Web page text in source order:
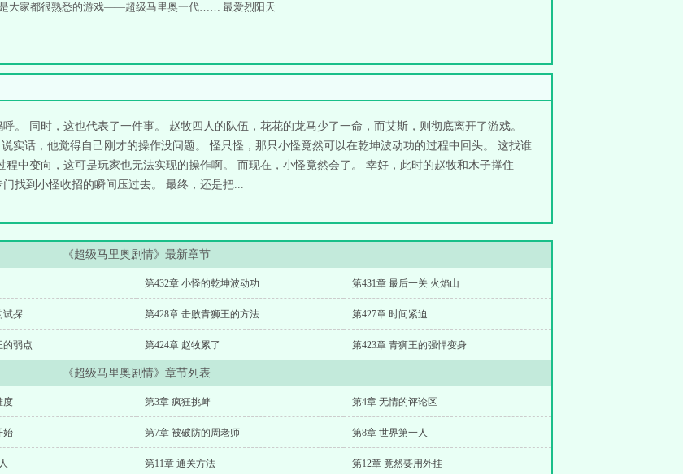
大家都很熟悉的游戏——超级马里奥一代…… 最爱烈阳天
。 同时，这也代表了一件事。 赵牧四人的队伍，花花的龙马少了一命，而艾斯，则彻底离开了游戏。
实话，他觉得自己刚才的操作没问题。 怪只怪，那只小怪竟然可以在乾坤波动功的过程中回头。 这找谁
中变向，这可是玩家也无法实现的操作啊。 而现在，小怪竟然会了。 幸好，此时的赵牧和木子撑住
找到小怪收招的瞬间压过去。 最终，还是把...
《超级马里奥剧情》最新章节
第432章 小怪的乾坤波动功 第431章 最后一关 火焰山
试探 第428章 击败青狮王的方法 第427章 时间紧迫
的弱点 第424章 赵牧累了 第423章 青狮王的强悍变身
《超级马里奥剧情》章节列表
度 第3章 疯狂挑衅 第4章 无情的评论区
始 第7章 被破防的周老师 第8章 世界第一人
第11章 通关方法 第12章 竟然要用外挂